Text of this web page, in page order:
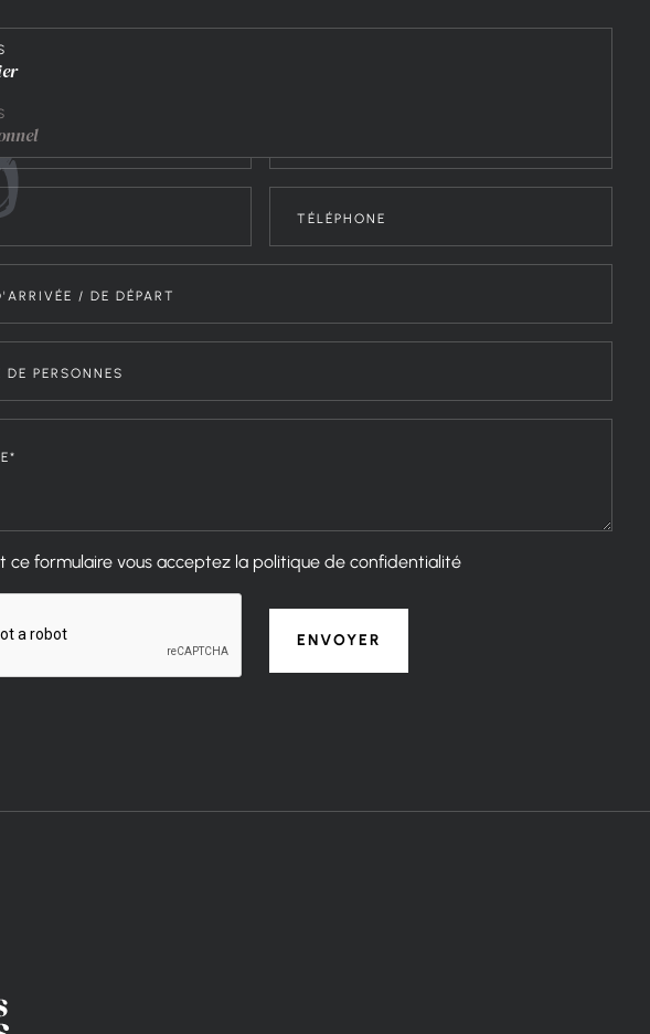
ce formulaire vous acceptez la politique de confidentialité